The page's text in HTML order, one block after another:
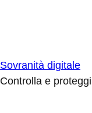
Sovranità digitale
Controlla e